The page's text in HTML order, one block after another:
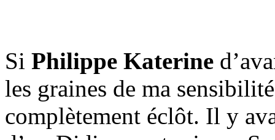
Si Philippe Katerine
les graines de ma
complètement éclôt. Il y